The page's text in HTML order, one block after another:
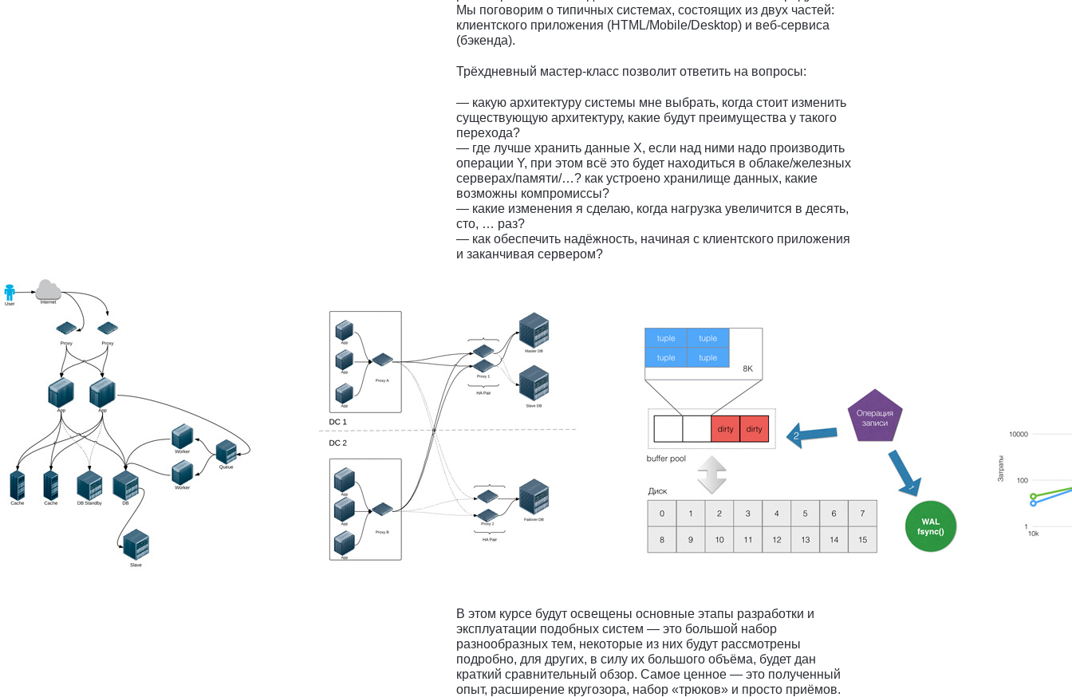
Мы поговорим о типичных системах, состоящих из двух частей:
клиентского приложения (HTML/Mobile/Desktop) и веб-сервиса
(бэкенда).
Трёхдневный мастер-класс позволит ответить на вопросы:
— какую архитектуру системы мне выбрать, когда стоит изменить
существующую архитектуру, какие будут преимущества у такого
перехода?
— где лучше хранить данные X, если над ними надо производить
операции Y, при этом всё это будет находиться в облаке/железных
серверах/памяти/…? как устроено хранилище данных, какие
возможны компромиссы?
— какие изменения я сделаю, когда нагрузка увеличится в десять,
сто, … раз?
— как обеспечить надёжность, начиная с клиентского приложения
и заканчивая сервером?
В этом курсе будут освещены основные этапы разработки и
эксплуатации подобных систем — это большой набор
разнообразных тем, некоторые из них будут рассмотрены
подробно, для других, в силу их большого объёма, будет дан
краткий сравнительный обзор. Самое ценное — это полученный
опыт, расширение кругозора, набор «трюков» и просто приёмов.